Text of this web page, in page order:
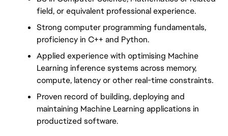
field, or equivalent professional experience.
Strong computer programming fundamentals,
proficiency in C++ and Python.
Applied experience with optimising Machine
Learning inference systems across memory,
compute, latency or other real-time constraints.
Proven record of building, deploying and
maintaining Machine Learning applications in
productized software.